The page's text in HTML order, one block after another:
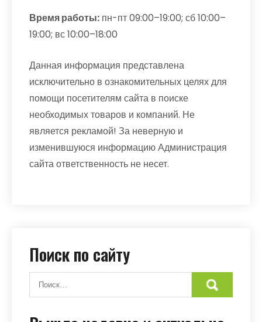
Время работы: пн-пт 09:00–19:00; сб 10:00–
19:00; вс 10:00–18:00
Данная информация представлена
исключительно в ознакомительных целях для
помощи посетителям сайта в поиске
необходимых товаров и компаний. Не
является рекламой! За неверную и
изменившуюся информацию Администрация
сайта ответственность не несет.
Поиск по сайту